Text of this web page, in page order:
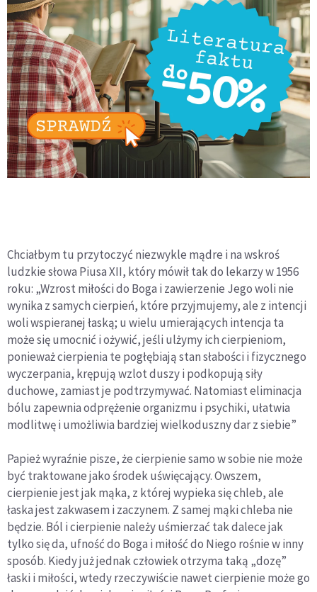
Chciałbym tu przytoczyć niezwykle mądre i na wskroś
ludzkie słowa Piusa XII, który mówił tak do lekarzy w 1956
roku: „Wzrost miłości do Boga i zawierzenie Jego woli nie
wynika z samych cierpień, które przyjmujemy, ale z intencji
woli wspieranej łaską; u wielu umierających intencja ta
może się umocnić i ożywić, jeśli ulżymy ich cierpieniom,
ponieważ cierpienia te pogłębiają stan słabości i fizycznego
wyczerpania, krępują wzlot duszy i podkopują siły
duchowe, zamiast je podtrzymywać. Natomiast eliminacja
bólu zapewnia odprężenie organizmu i psychiki, ułatwia
modlitwę i umożliwia bardziej wielkoduszny dar z siebie”
Papież wyraźnie pisze, że cierpienie samo w sobie nie może
być traktowane jako środek uświęcający. Owszem,
cierpienie jest jak mąka, z której wypieka się chleb, ale
łaska jest zakwasem i zaczynem. Z samej mąki chleba nie
będzie. Ból i cierpienie należy uśmierzać tak dalece jak
tylko się da, ufność do Boga i miłość do Niego rośnie w inny
sposób. Kiedy już jednak człowiek otrzyma taką „dozę”
łaski i miłości, wtedy rzeczywiście nawet cierpienie może go